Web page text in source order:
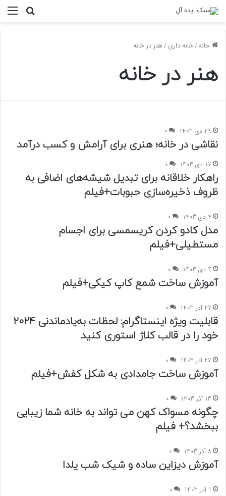
خانه/خانه داری/هنر در خانه
هنر در خانه
29 دی 1403 0
نقاشی در خانه؛ هنری برای آرامش و کسب درآمد
17 دی 1403 0
راهکار خلاقانه برای تبدیل شیشه‌های اضافی به
ظروف ذخیره‌سازی حبوبات+فیلم
4 دی 1403 0
مدل کادو کردن کریسمسی برای اجسام
مستطیلی+فیلم
4 دی 1403 0
آموزش ساخت شمع کاپ کیکی+فیلم
27 آذر 1403 0
قابلیت ویژه اینستاگرام: لحظات به‌یادماندنی ۲۰۲۴
خود را در قالب کلاژ استوری کنید
27 آذر 1403 0
آموزش ساخت جامدادی به شکل کفش+فیلم
13 آذر 1403 0
چگونه مسواک کهن می تواند به خانه شما زیبایی
ببخشد؟+ فیلم
8 آذر 1403 0
آموزش دیزاین ساده و شیک شب یلدا
1 آذر 1403 0